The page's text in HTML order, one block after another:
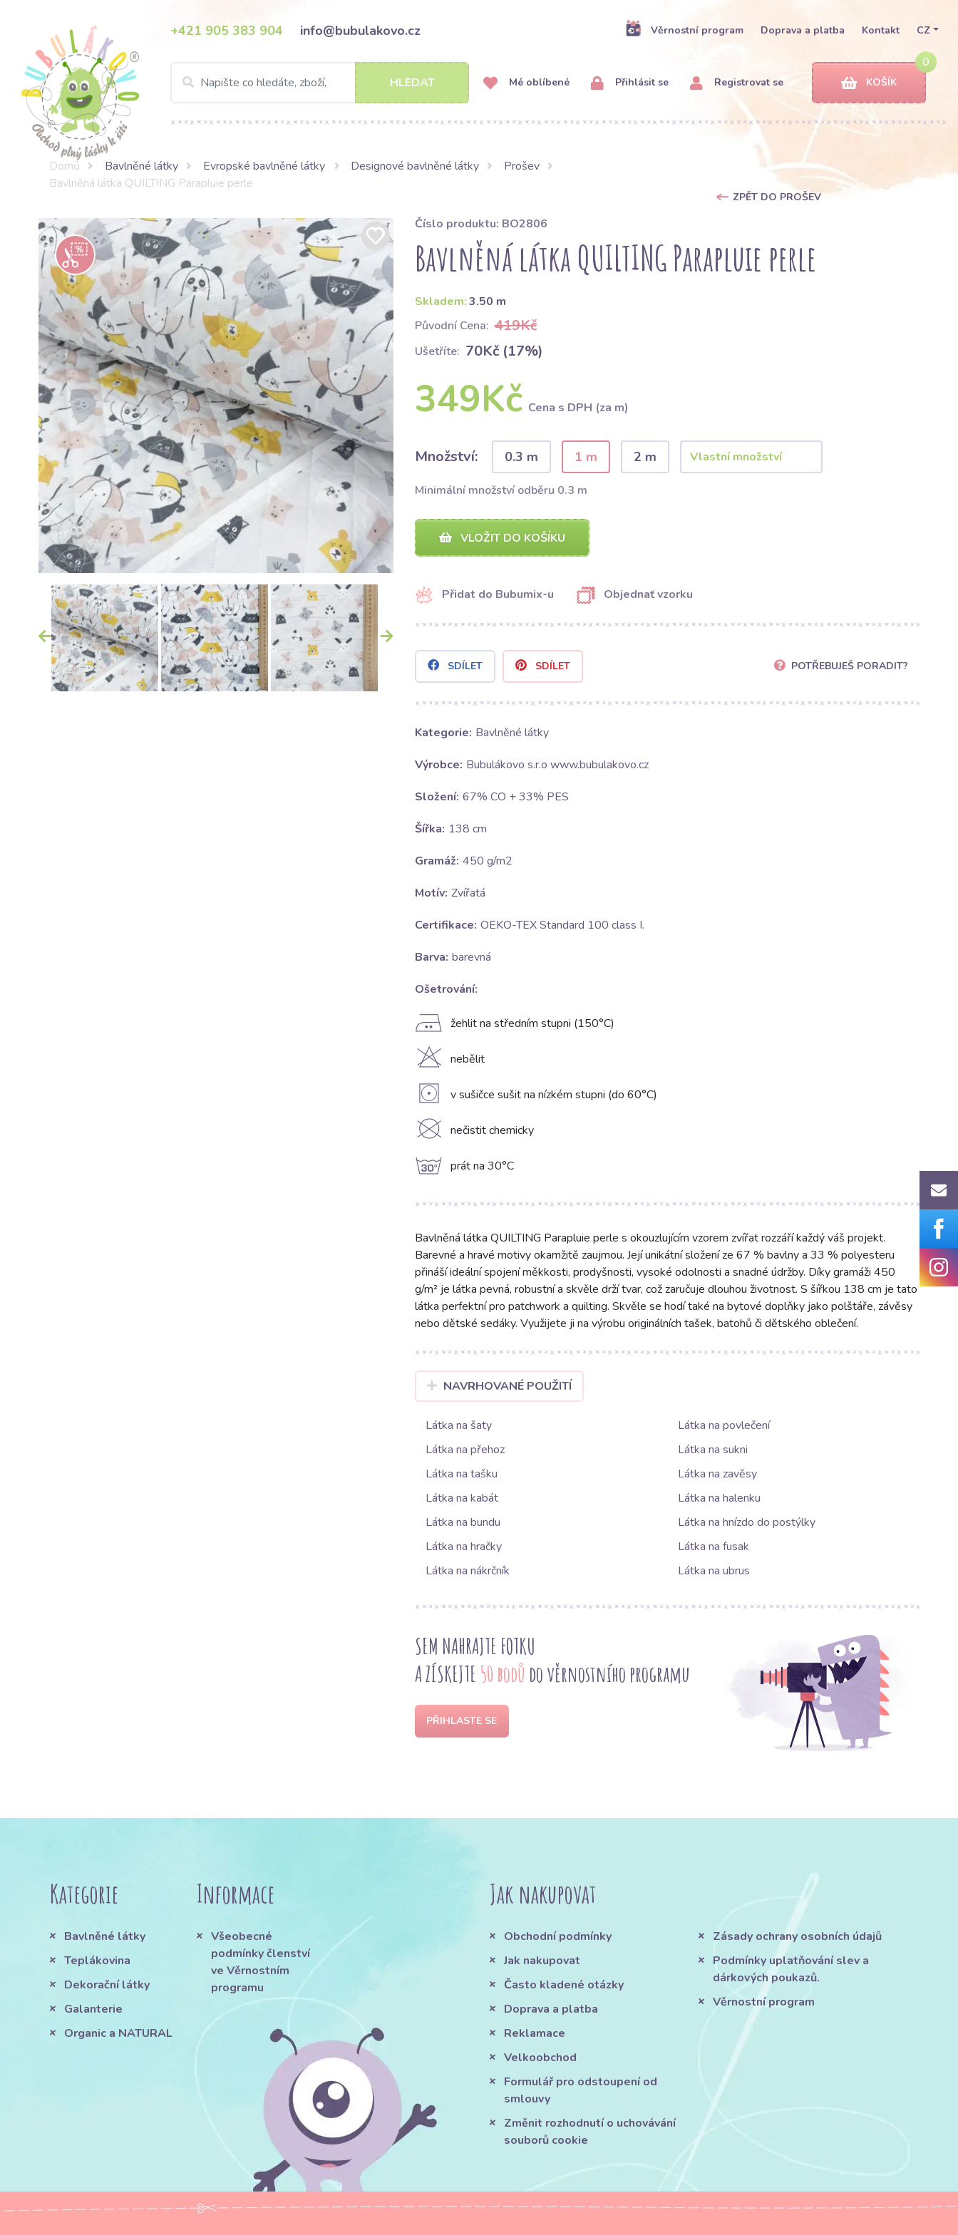
+421 905 383 904 info@bubulakovo.cz Věrnostní program Doprava a platba Kontakt CZ
HLEDAT Mé oblíbené Přihlásit se Registrovat se
0
KOŠÍK
Domů Bavlněné látky Evropské bavlněné látky Designové bavlněné látky
Prošev
Bavlněná látka QUILTING Parapluie perle
ZPĚT DO PROŠEV
Číslo produktu: BO2806
Bavlněná látka QUILTING Parapluie perle
Skladem:3.50 m
Původní Cena: 419Kč
Ušetříte: 70Kč (17%)
349Kč Cena s DPH (za m)
Množství: 0.3 m 1 m 2 m
Minimální množství odběru 0.3 m
VLOŽIT DO KOŠÍKU
Přidat do Bubumix-u Objednať vzorku
SDÍLET SDÍLET POTŘEBUJEŠ PORADIT?
Kategorie: Bavlněné látky
Výrobce: Bubulákovo s.r.o www.bubulakovo.cz
Složení: 67% CO + 33% PES
Šířka: 138 cm
Gramáž: 450 g/m2
Motív: Zvířatá
Certifikace: OEKO-TEX Standard 100 class I.
Barva: barevná
Ošetrování:
E žehlit na středním stupni (150°C)
H nebělit
V v sušičce sušit na nízkém stupni (do 60°C)
K nečistit chemicky
g prát na 30°C
Bavlněná látka QUILTING Parapluie perle s okouzlujícím vzorem zvířat rozzáří každý váš projekt.
Barevné a hravé motivy okamžitě zaujmou. Její unikátní složení ze 67 % bavlny a 33 % polyesteru
přináší ideální spojení měkkosti, prodyšnosti, vysoké odolnosti a snadné údržby. Díky gramáži 450
g/m² je látka pevná, robustní a skvěle drží tvar, což zaručuje dlouhou životnost. S šířkou 138 cm je tato
látka perfektní pro patchwork a quilting. Skvěle se hodí také na bytové doplňky jako polštáře, závěsy
nebo dětské sedáky. Využijete ji na výrobu originálních tašek, batohů či dětského oblečení.
NAVRHOVANÉ POUŽITÍ
Látka na šaty
Látka na povlečení
Látka na přehoz
Látka na sukni
Látka na tašku
Látka na zavěsy
Látka na kabát
Látka na halenku
Látka na bundu
Látka na hnízdo do postýlky
Látka na hračky
Látka na fusak
Látka na nákrčník
Látka na ubrus
SEM NAHRAJTE FOTKU
A ZÍSKEJTE 50 bodů do věrnostního programu
PŘIHLASTE SE
Kategorie
Bavlněné látky
Teplákovina
Dekorační látky
Galanterie
Organic a NATURAL
Informace
Všeobecné
podmínky členství
ve Věrnostním
programu
Jak nakupovat
Obchodní podmínky
Jak nakupovat
Často kladené otázky
Doprava a platba
Reklamace
Velkoobchod
Formulář pro odstoupení od
smlouvy
Změnit rozhodnutí o uchovávání
souborů cookie
Zásady ochrany osobních údajů
Podmínky uplatňování slev a
dárkových poukazů.
Věrnostní program